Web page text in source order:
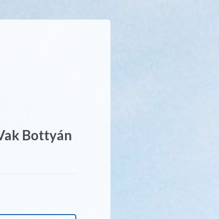
Bottyán